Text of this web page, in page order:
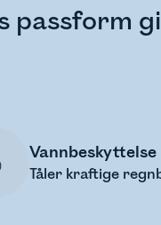
passform
Vannbeskyttelse
Tåler kraftige